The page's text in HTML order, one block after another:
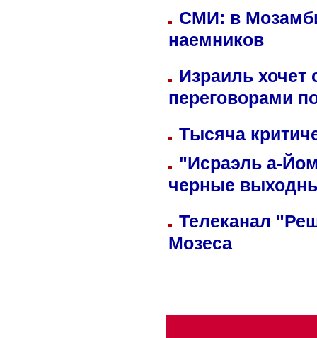
СМИ: в
наемников
Израиль хочет
переговорами
Тысяча
"Исраэль а-
черные
Телеканал
Мозеса